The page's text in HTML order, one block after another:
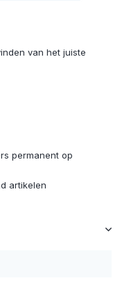
van het juiste
permanent op
artikelen